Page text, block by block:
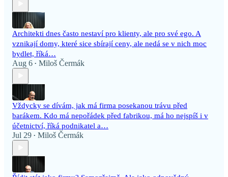
Architekti dnes často nestaví pro klienty, ale pro své ego. A
vznikají domy, které sice sbírají ceny, ale nedá se v nich moc
bydlet, říká…
Aug 6 • Miloš Čermák
Vždycky se dívám, jak má firma posekanou trávu před
barákem. Kdo má nepořádek před fabrikou, má ho nejspíš i v
účetnictví, říká podnikatel a…
Jul 29 • Miloš Čermák